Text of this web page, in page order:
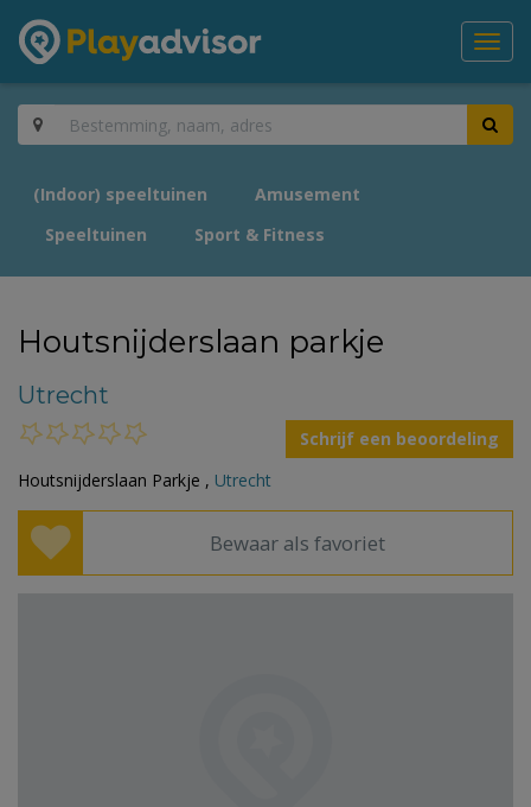
(Indoor) speeltuinen
Amusement
Speeltuinen
Sport & Fitness
Houtsnijderslaan parkje
Utrecht
Schrijf een beoordeling
Houtsnijderslaan Parkje , Utrecht
Bewaar als favoriet